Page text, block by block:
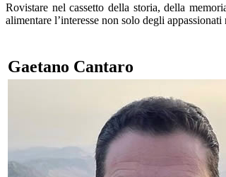
Rovistare nel cassetto della storia, della
alimentare l’interesse non solo degli
Gaetano Cantaro